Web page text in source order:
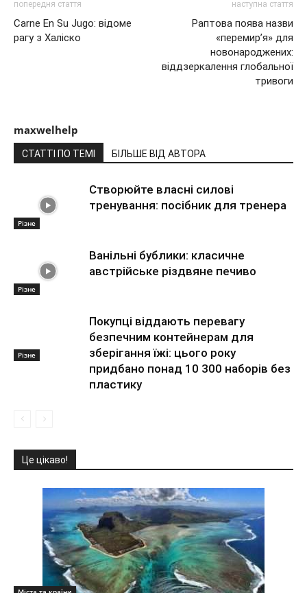
попередня стаття
Carne En Su Jugo: відоме
рагу з Халіско
наступна стаття
Раптова поява назви
«перемир’я» для
новонароджених:
віддзеркалення глобальної
тривоги
maxwelhelp
СТАТТІ ПО ТЕМІ БІЛЬШЕ ВІД АВТОРА
Різне
Створюйте власні силові
тренування: посібник для тренера
Різне
Ванільні бублики: класичне
австрійське різдвяне печиво
Різне
Покупці віддають перевагу
безпечним контейнерам для
зберігання їжі: цього року
придбано понад 10 300 наборів без
пластику
Це цікаво!